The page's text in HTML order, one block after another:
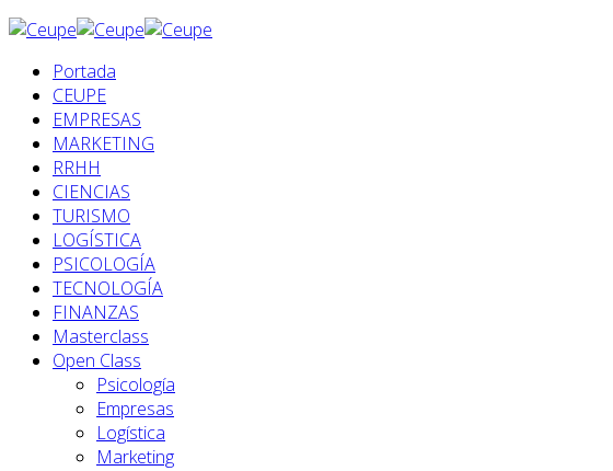
Portada
CEUPE
EMPRESAS
MARKETING
RRHH
CIENCIAS
TURISMO
LOGÍSTICA
PSICOLOGÍA
TECNOLOGÍA
FINANZAS
Masterclass
Open Class
Psicología
Empresas
Logística
Marketing